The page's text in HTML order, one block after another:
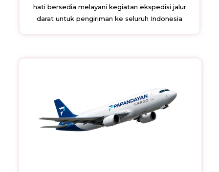
hati bersedia melayani kegiatan ekspedisi jalur
darat untuk pengiriman ke seluruh Indonesia